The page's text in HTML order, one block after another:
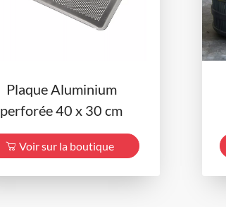
Plaque Aluminium
perforée 40 x 30 cm
Voir sur la boutique